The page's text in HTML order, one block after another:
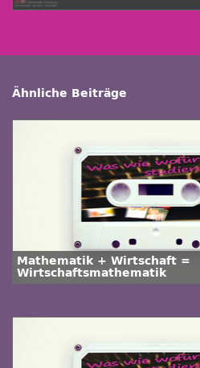
Ähnliche Beiträge
Mathematik + Wirtschaft =
Wirtschaftsmathematik